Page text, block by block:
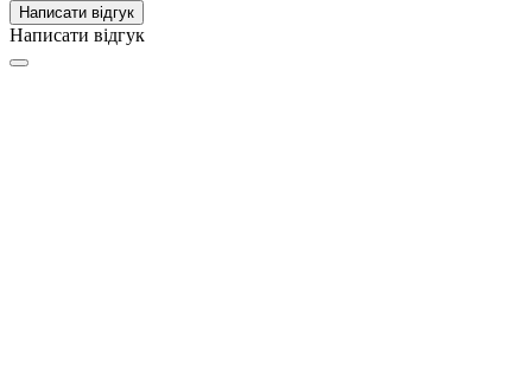
Написати відгук
Написати відгук